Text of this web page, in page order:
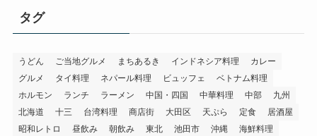
タグ
うどん ご当地グルメ まちあるき インドネシア料理
カレー
グルメ
タイ料理 ネパール料理 ビュッフェ
ベトナム料理
ホルモン
ランチ ラーメン 中国・四国 中華料理 中部
九州
北海道
十三 台湾料理 商店街 大田区 天ぷら 定食
居酒屋
昭和レトロ
昼飲み 朝飲み 東北 池田市 沖縄
海鮮料理